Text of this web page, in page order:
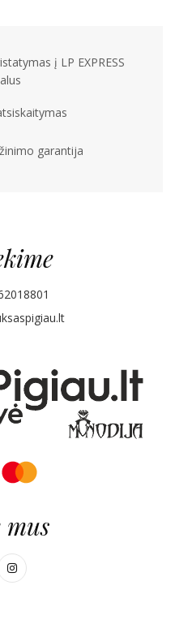
į LP EXPRESS
garantija
mus